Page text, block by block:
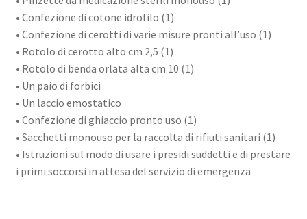
• Confezione di cotone idrofilo (1)
• Confezione di cerotti di varie misure pronti all’uso (1)
• Rotolo di cerotto alto cm 2,5 (1)
• Rotolo di benda orlata alta cm 10 (1)
• Un paio di forbici
• Un laccio emostatico
• Confezione di ghiaccio pronto uso (1)
• Sacchetti monouso per la raccolta di rifiuti sanitari (1)
• Istruzioni sul modo di usare i presidi suddetti e di prestare
i primi soccorsi in attesa del servizio di emergenza